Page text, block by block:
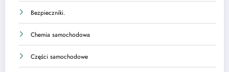
Bezpieczniki.
Chemia samochodowa
Części samochodowe